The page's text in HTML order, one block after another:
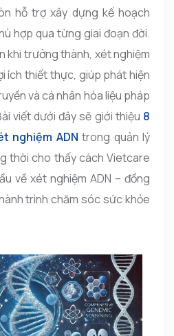
hỗ trợ xây dựng kế hoạch
hợp qua từng giai đoạn đời.
khi trưởng thành, xét nghiệm
ích thiết thực, giúp phát hiện
và cá nhân hóa liệu pháp
viết dưới đây sẽ giới thiệu 8
nghiệm ADN trong quản lý
thời cho thấy cách Vietcare
về xét nghiệm ADN – đồng
trình chăm sóc sức khỏe